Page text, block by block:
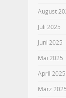
August
Juli 2025
Juni 2025
Mai 2025
April 2025
März 2025